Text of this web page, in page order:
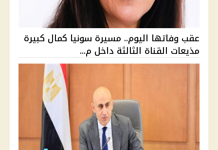
عقب وفاتها اليوم.. مسيرة سونيا كمال كبيرة
مذيعات القناة الثالثة داخل م...